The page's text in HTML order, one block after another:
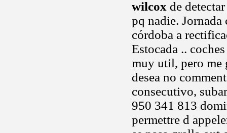
wilcox de
pq nadie. Jornada
córdoba a
Estocada ..
muy util, pero me
desea no
consecutivo,
950 341 813
permettre d